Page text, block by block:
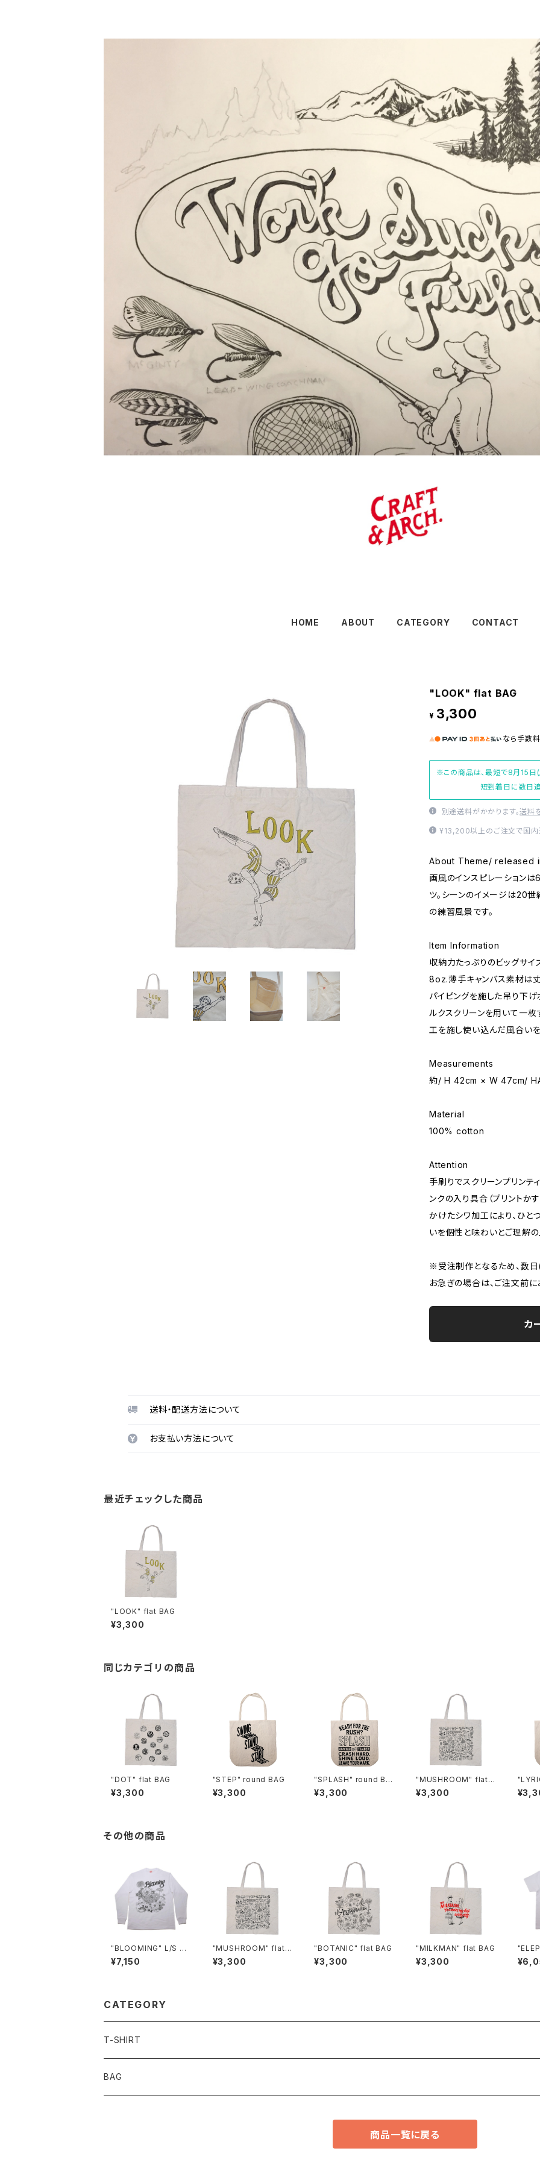
HOME ABOUT CATEGORY CONTACT
"LOOK" flat BAG
¥ 3,300
なら 手数
※この商品は、最短で8月15日(
短到着日に数日
別途送料がかかります。送料
¥13,200以上のご注文で国内
About Theme/ released
画風のインスピレーション
ツ。シーンのイメージは20
の練習風景です。
Item Information
収納力たっぷりのビッグサイ
8oz.薄手キャンバス素材は
パイピングを施した吊り下
ルクスクリーンを用いて一枚
工を施し使い込んだ風合いを
Measurements
約/ H 42cm × W 47cm/
Material
100% cotton
Attention
手刷りでスクリーンプリンテ
ンクの入り具合（プリントか
かけたシワ加工により、ひと
いを個性と味わいとご理解の
※受注制作となるため、数
お急ぎの場合は、ご注文前に
カ
送料・配送方法について
お支払い方法について
最近チェックした商品
"LOOK" flat BAG
¥3,300
同じカテゴリの商品
"DOT" flat BAG
¥3,300
"STEP" round BAG
¥3,300
"SPLASH" round BA
G
¥3,300
"MUSHROOM" flat B
AG
¥3,300
その他の商品
"BLOOMING" L/S T-
shirt
¥7,150
"MUSHROOM" flat B
AG
¥3,300
"BOTANIC" flat BAG
¥3,300
"MILKMAN" flat BAG
¥3,300
CATEGORY
T-SHIRT
BAG
商品一覧に戻る